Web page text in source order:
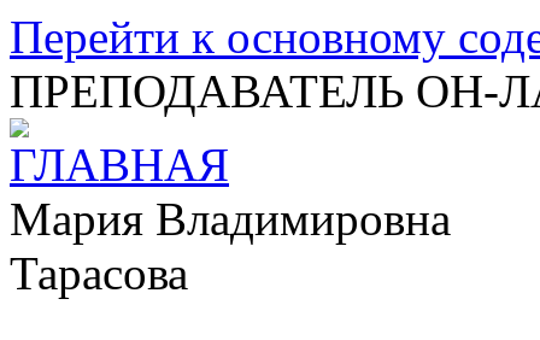
Перейти к основному
ПРЕПОДАВАТЕЛЬ ОН-
Мария Владимировна
Тарасова